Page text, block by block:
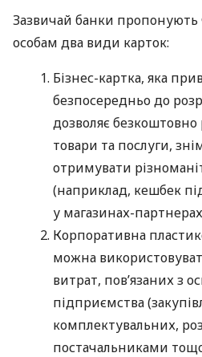
Зазвичай банки
особам два види карток:
Бізнес-картка, яка
безпосередньо до
дозволяє безкоштовно
товари та послуги,
отримувати
(наприклад, кешбек
у магазинах-
Корпоративна
можна
витрат, пов’язаних з
підприємства
комплектувальних,
постачальниками